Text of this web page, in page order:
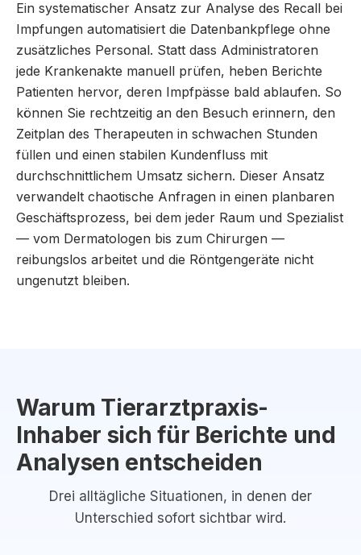
Ein systematischer Ansatz zur Analyse des Recall bei
Impfungen automatisiert die Datenbankpflege ohne
zusätzliches Personal. Statt dass Administratoren
jede Krankenakte manuell prüfen, heben Berichte
Patienten hervor, deren Impfpässe bald ablaufen. So
können Sie rechtzeitig an den Besuch erinnern, den
Zeitplan des Therapeuten in schwachen Stunden
füllen und einen stabilen Kundenfluss mit
durchschnittlichem Umsatz sichern. Dieser Ansatz
verwandelt chaotische Anfragen in einen planbaren
Geschäftsprozess, bei dem jeder Raum und Spezialist
— vom Dermatologen bis zum Chirurgen —
reibungslos arbeitet und die Röntgengeräte nicht
ungenutzt bleiben.
Warum Tierarztpraxis-
Inhaber sich für Berichte und
Analysen entscheiden
Drei alltägliche Situationen, in denen der
Unterschied sofort sichtbar wird.